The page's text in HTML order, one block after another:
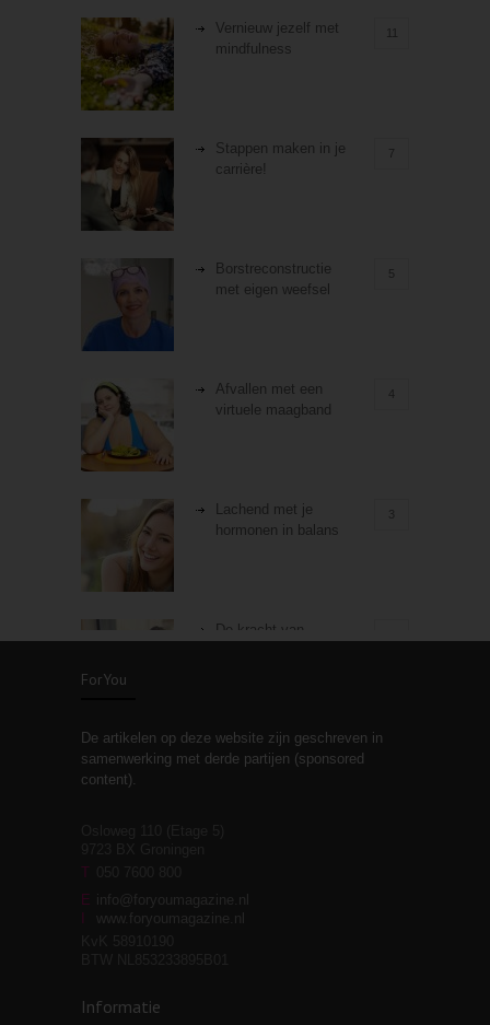
Vernieuw jezelf met
mindfulness
Stappen maken in je
carrière!
7
Borstreconstructie
met eigen weefsel
5
Afvallen met een
virtuele maagband
Lachend met je
hormonen in balans
3
De kracht van
Stiefouderschap en
relaties
moeite!
ForYou
De artikelen op deze website zijn geschreven in
samenwerking met derde partijen (sponsored
content).
T
E info@foryoumagazine.nl
www.foryoumagazine.nl
Informatie